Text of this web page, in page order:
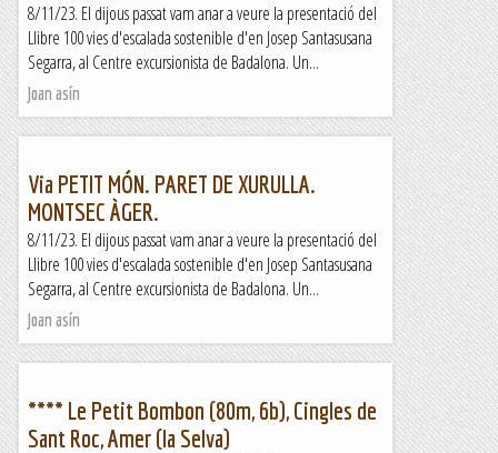
8/11/23. El dijous passat vam anar a veure la presentació del
Llibre 100 vies d'escalada sostenible d'en Josep Santasusana
Segarra, al Centre excursionista de Badalona. Un...
Joan asín
Via PETIT MÓN. PARET DE XURULLA.
MONTSEC ÀGER.
8/11/23. El dijous passat vam anar a veure la presentació del
Llibre 100 vies d'escalada sostenible d'en Josep Santasusana
Segarra, al Centre excursionista de Badalona. Un...
Joan asín
**** Le Petit Bombon (80m, 6b), Cingles de
Sant Roc, Amer (la Selva)